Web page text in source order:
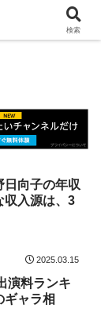
日向子の年収
収入源は、3
2025.03.15
演料ランキ
ギャラ相
検索